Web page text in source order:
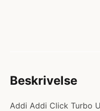
Beskrivelse
Addi Addi Click Turbo